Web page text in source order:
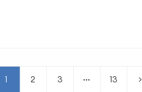
1 2 3 … 13 >